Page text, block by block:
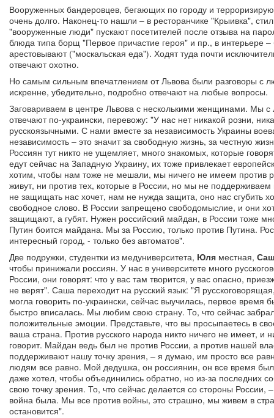
Вооруженных бандеровцев, бегающих по городу и
очень долго. Наконец-то нашли – в ресторанчике "Крыивка",
"вооруженные люди" пускают посетителей после отзыва на
блюда типа борщ "Первое причастие героя" и пр., в интерьере
арестовывают ("москальская еда"). Ходят туда почти
отвечают охотно.
Но самым сильным впечатлением от Львова были разговоры с
искренне, убедительно, подробно отвечают на любые вопросы.
Заговариваем в центре Львова с несколькими женщинами. Мы
отвечают по-украински, перевожу: "У нас нет никакой розни,
русскоязычными. С нами вместе за независимость Украины
независимость – это значит за свободную жизнь, за честную
Россиян тут никто не ущемляет, много знакомых, которые
едут сейчас на Западную Украину, их тоже привлекает
хотим, чтобы нам тоже не мешали, мы ничего не имеем против
живут, ни против тех, которые в России, но мы не
не защищать нас хочет, нам не нужда защита, оно нас сгубить
свободное слово. В России запрещено свободомыслие, и они
защищают, а губят. Нужен российский майдан, в России тоже
Путин боится майдана. Мы за Россию, только против Путина.
интересный город, - только без автоматов".
Две подружки, студентки из медуниверситета, Юля местная,
чтобы принижали россиян. У нас в университете много
России, они говорят: что у вас там творится, у вас опасно,
не верят". Саша переходит на русский язык: "Я
могла говорить по-украински, сейчас выучилась, первое время
быстро вписалась. Мы любим свою страну. То, что сейчас
положительные эмоции. Представьте, что вы просыпаетесь в
ваша страна. Против русского народа никто ничего не имеет, и
говорит. Майдан ведь был не против России, а против нашей
поддерживают нашу точку зрения, – я думаю, им просто все
людям все равно. Мой дедушка, он россиянин, он все время
даже хотел, чтобы объединились обратно, но из-за последних
свою точку зрения. То, что сейчас делается со стороны
война была. Мы все против войны, это страшно, мы живем в
остановится".